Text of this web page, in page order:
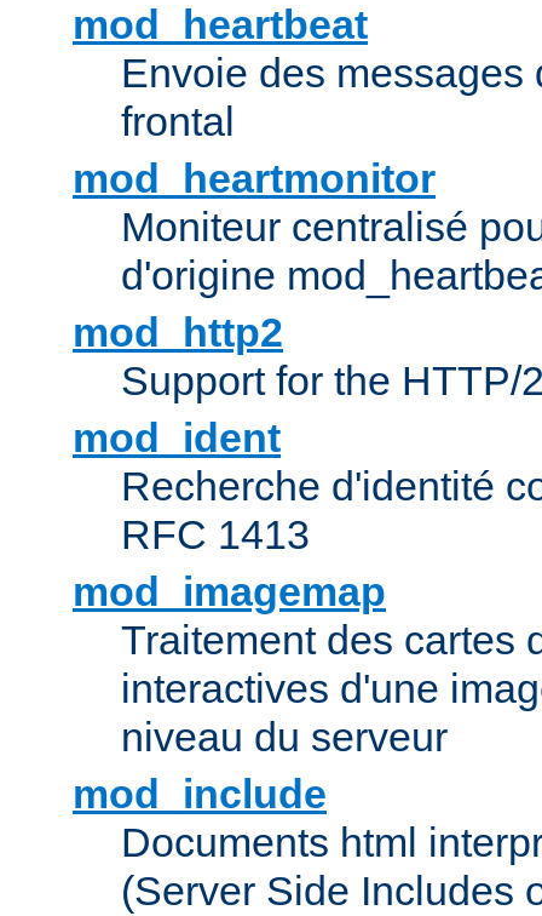
mod_heartbeat
Envoie des messages
frontal
mod_heartmonitor
Moniteur centralisé
d'origine
mod_http2
Support for the HTTP/
mod_ident
Recherche d'identité
RFC 1413
mod_imagemap
Traitement des cartes
interactives d'une
niveau du serveur
mod_include
Documents html
(Server Side Includes